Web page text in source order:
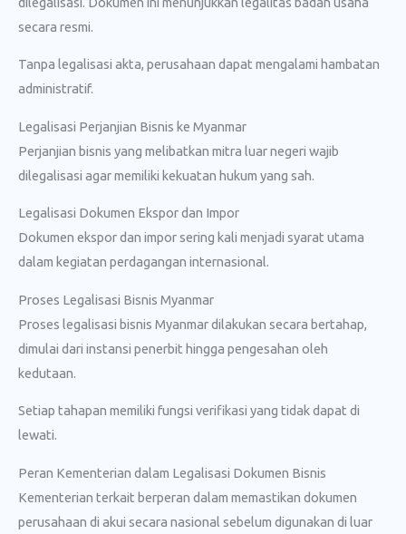
secara resmi.
Tanpa legalisasi akta, perusahaan dapat mengalami hambatan
administratif.
Legalisasi Perjanjian Bisnis ke Myanmar
Perjanjian bisnis yang melibatkan mitra luar negeri wajib
dilegalisasi agar memiliki kekuatan hukum yang sah.
Legalisasi Dokumen Ekspor dan Impor
Dokumen ekspor dan impor sering kali menjadi syarat utama
dalam kegiatan perdagangan internasional.
Proses Legalisasi Bisnis Myanmar
Proses legalisasi bisnis Myanmar dilakukan secara bertahap,
dimulai dari instansi penerbit hingga pengesahan oleh
kedutaan.
Setiap tahapan memiliki fungsi verifikasi yang tidak dapat di
lewati.
Peran Kementerian dalam Legalisasi Dokumen Bisnis
Kementerian terkait berperan dalam memastikan dokumen
perusahaan di akui secara nasional sebelum digunakan di luar